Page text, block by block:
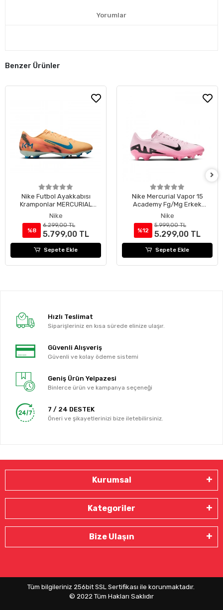
Yorumlar
Benzer Ürünler
Nike Futbol Ayakkabısı
Kramponlar MERCURIAL
ZOOM VAPOR 16 ACADEMY
KM FG/MG FQ8377-801
Nike
%8
6.299,00 TL
5.799,00 TL
Sepete Ekle
Nike Mercurial Vapor 15
Academy Fg/Mg Erkek
Krampon DJ5631-601
Nike
%12
5.999,00 TL
5.299,00 TL
Sepete Ekle
Hızlı Teslimat
Siparişleriniz en kısa sürede elinize ulaşır.
Güvenli Alışveriş
Güvenli ve kolay ödeme sistemi
Geniş Ürün Yelpazesi
Binlerce ürün ve kampanya seçeneği
7 / 24 DESTEK
Öneri ve şikayetlerinizi bize iletebilirsiniz.
Kurumsal
Kategoriler
Bize Ulaşın
Tüm bilgileriniz 256bit SSL Sertifikası ile korunmaktadır.
© 2022 Tüm Hakları Saklıdır